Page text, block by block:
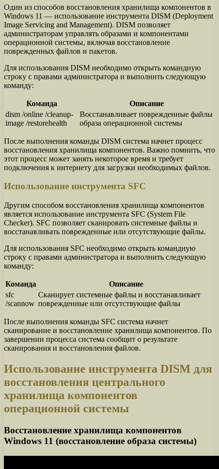
Один из способов восстановления хранилища компонентов в
Windows 11 — использование инструмента DISM (Deployment
Image Servicing and Management). DISM позволяет
администраторам управлять образами и компонентами
операционной системы, включая восстановление
поврежденных файлов и пакетов.
Для использования DISM необходимо открыть командную
строку с правами администратора и выполнить следующую
команду:
Команда
Описание
dism /online /cleanup-
image /restorehealth
Восстанавливает поврежденные файлы
образа операционной системы
После выполнения команды DISM система начнет процесс
восстановления хранилища компонентов. Важно помнить, что
этот процесс может занять некоторое время и требует
подключения к интернету для загрузки необходимых файлов.
Использование инструмента SFC
Другим способом восстановления хранилища компонентов
является использование инструмента SFC (System File
Checker). SFC позволяет сканировать системные файлы и
восстанавливать поврежденные или отсутствующие файлы.
Для использования SFC необходимо открыть командную
строку с правами администратора и выполнить следующую
команду:
Команда
Описание
sfc
/scannow
Сканирует системные файлы и восстанавливает
поврежденные или отсутствующие файлы
После выполнения команды SFC система начнет
сканирование и восстановление хранилища компонентов. По
завершении процесса система сообщит о результате
сканирования и восстановления файлов.
Использование инструмента DISM для
восстановления центрального
хранилища компонентов
операционной системы
Восстановление хранилища компонентов
Windows 11 (восстановление образа системы)